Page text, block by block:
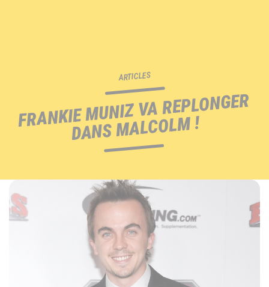
ARTICLES
FRANKIE MUNIZ VA REPLONGER
DANS MALCOLM !